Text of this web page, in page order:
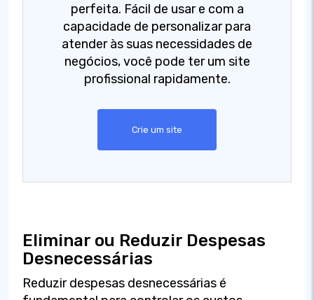
perfeita. Fácil de usar e com a
capacidade de personalizar para
atender às suas necessidades de
negócios, você pode ter um site
profissional rapidamente.
Crie um site
Eliminar ou Reduzir Despesas
Desnecessárias
Reduzir despesas desnecessárias é